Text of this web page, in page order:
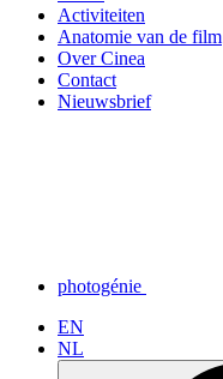
Activiteiten
Anatomie van de film
Over Cinea
Contact
Nieuwsbrief
photogénie
EN
NL